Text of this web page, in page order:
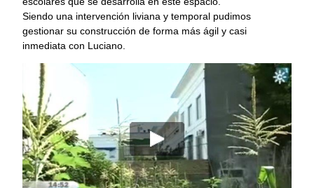
Siendo una intervención liviana y temporal pudimos
gestionar su construcción de forma más ágil y casi
inmediata con Luciano.